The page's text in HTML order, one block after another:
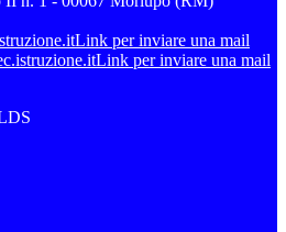
Link per inviare una mail
Link per inviare una mail